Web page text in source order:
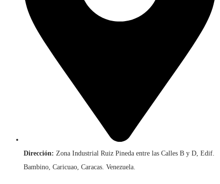
Dirección: Zona Industrial Ruiz Pineda entre las Calles B y D, Edif.
Bambino, Caricuao, Caracas. Venezuela.